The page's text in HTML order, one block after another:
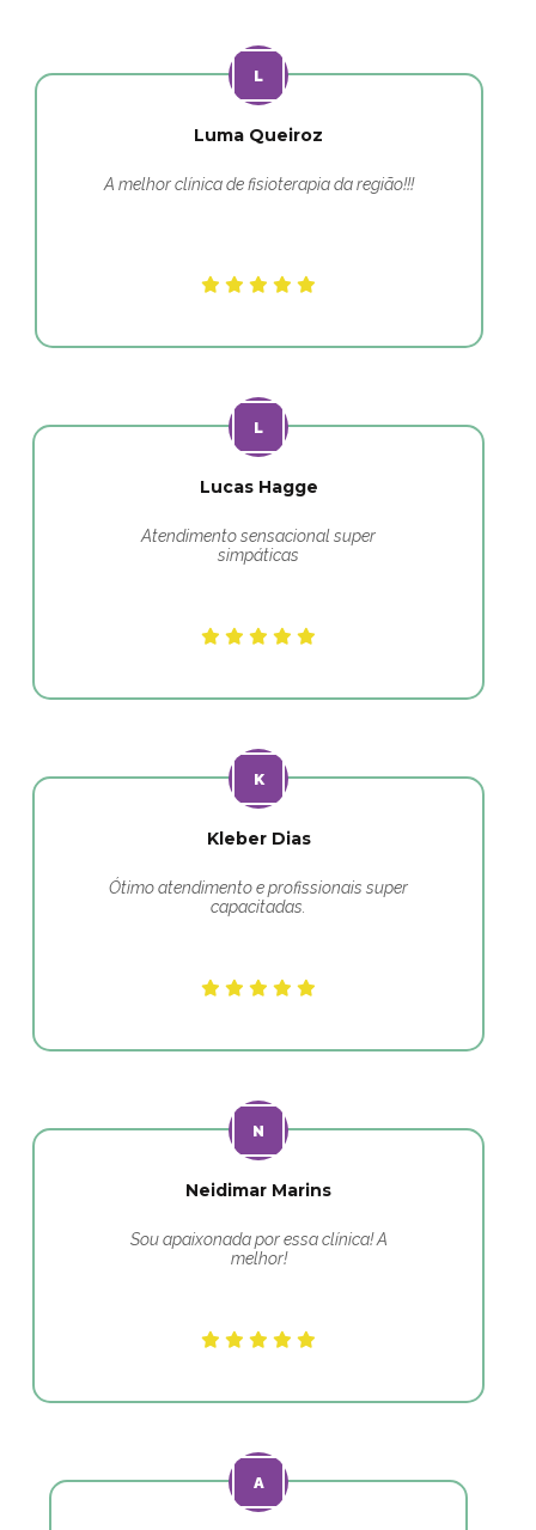
Luma Queiroz
A melhor clínica de fisioterapia da região!!!
Lucas Hagge
Atendimento sensacional super
simpáticas
Kleber Dias
Ótimo atendimento e profissionais super
capacitadas.
Neidimar Marins
Sou apaixonada por essa clínica! A
melhor!